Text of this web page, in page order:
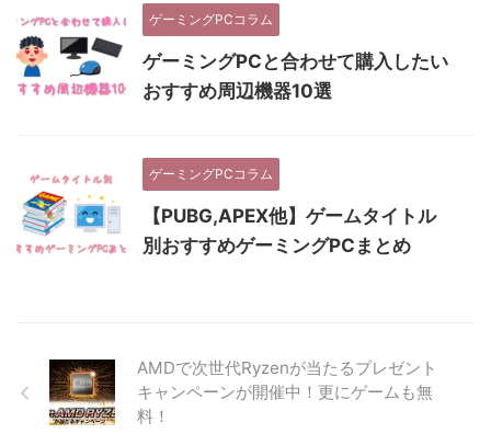
ゲーミングPCコラム
ゲーミングPCと合わせて購入したい
おすすめ周辺機器10選
ゲーミングPCコラム
【PUBG,APEX他】ゲームタイトル
別おすすめゲーミングPCまとめ
AMDで次世代Ryzenが当たるプレゼント
キャンペーンが開催中！更にゲームも無
料！